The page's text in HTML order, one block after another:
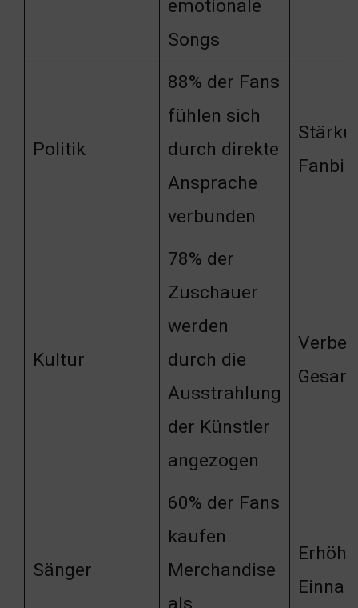
emotionale
Songs
Politik
88% der Fans
fühlen sich
durch direkte
Ansprache
verbunden
Kultur
78% der
Zuschauer
werden
durch die
Ausstrahlung
der Künstler
angezogen
Sänger
60% der Fans
kaufen
Merchandise
als